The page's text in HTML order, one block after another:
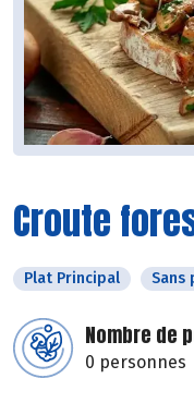
Croute
Plat Principal Sans
Nombre de
0 personnes